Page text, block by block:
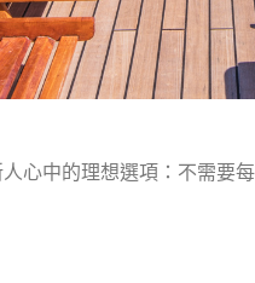
人心中的理想選項：不需要